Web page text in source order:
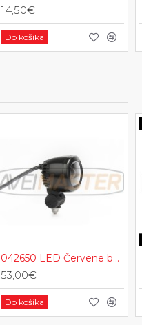
14,50€
Do košíka
042650 LED Červene bezpečnostné svetlo.
53,00€
Do košíka